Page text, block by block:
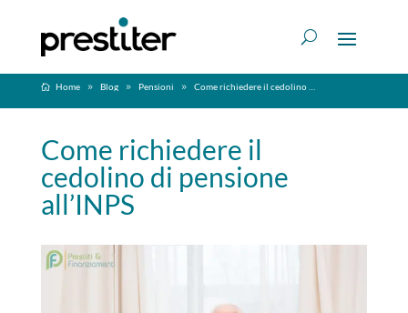
Home Blog Pensioni Come richiedere il cedolino di pensione all’INPS
Come richiedere il
cedolino di pensione
all’INPS